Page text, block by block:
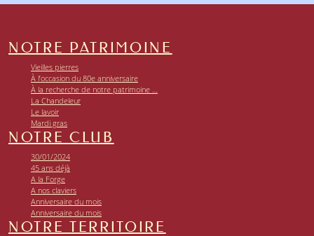
NOTRE PATRIMOINE
Vieilles pierres
À l’occasion du 80e anniversaire
À la recherche de notre patrimoine …
La Chandeleur
Le lavoir
Mardi gras
NOTRE CLUB
30/01/2024
45 ans déjà
A la Forge
A nos claviers
Anniversaire du mois
Anniversaire du mois
NOTRE TERRITOIRE